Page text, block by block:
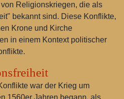
Religionskriegen, die als
bekannt sind. Diese Konflikte,
Krone und Kirche
in einem Kontext politischer
war der Krieg um
1560er Jahren begann, als